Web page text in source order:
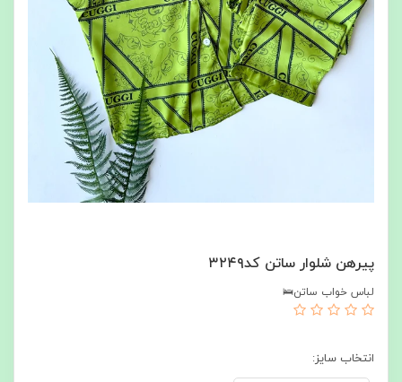
پیرهن شلوار ساتن کد۳۲۴۹
لباس خواب ساتن🛌
انتخاب سایز: